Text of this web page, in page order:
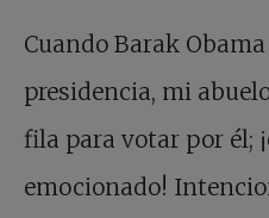
Cuando Barak
presidencia, mi
fila para votar por él;
emocionado!